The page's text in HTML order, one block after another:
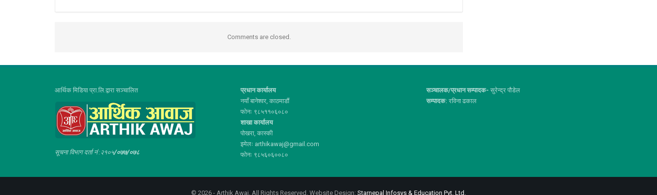
Comments are closed.
आर्थिक मिडिया प्रा.लि.द्वारा सञ्चालित
सूचना विभाग दर्ता नं :२१०५/०७७/०७८
प्रधान कार्यालय
नयाँ बानेश्वर, काठमाडौं
फोनः ९८५११०६०८०
शाखा कार्यालय
पोखरा, कास्की
इमेलः arthikawaj@gmail.com
फोनः ९८५६०६००८०
सञ्चालक/प्रधान सम्पादक- सुरेन्द्र पौडेल
सम्पादक: रविना ढकाल
© 2026 - Arthik Awaj. All Rights Reserved. Website Design: Starnepal Infosys & Education Pvt. Ltd.